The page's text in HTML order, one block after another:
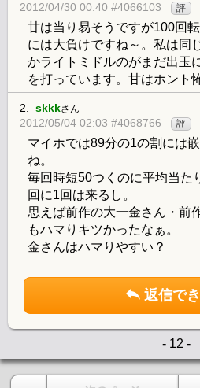
2012/04/30 00:40 #4066103 評
甘は当り易そうですが100回
には大負けですね～。私は同
かライトミドルのがまだ出玉
を打っています。甘はホント
2. skkkさん
2012/05/04 02:03 #4068766 評
マイホでは89分の1の割には
ね。
毎回時短50つくのに平均当た
回に1回は来るし。
思えば前作の大一金さん・前
もハマりキツかったなぁ。
金さんはハマりやすい？
返信で
- 12 -